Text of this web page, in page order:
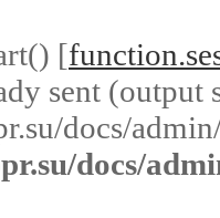
[
sent (output
docs/
docs/